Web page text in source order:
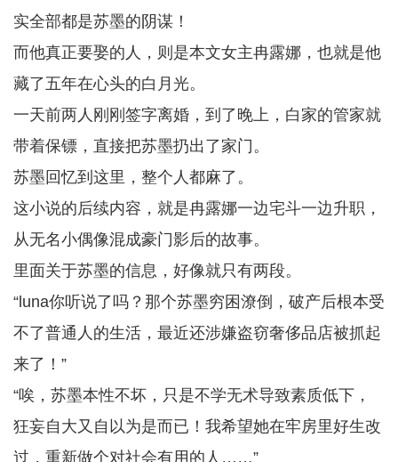
实全部都是苏墨的阴谋！
而他真正要娶的人，则是本文女主冉露娜，也就是他
藏了五年在心头的白月光。
一天前两人刚刚签字离婚，到了晚上，白家的管家就
带着保镖，直接把苏墨扔出了家门。
苏墨回忆到这里，整个人都麻了。
这小说的后续内容，就是冉露娜一边宅斗一边升职，
从无名小偶像混成豪门影后的故事。
里面关于苏墨的信息，好像就只有两段。
“luna你听说了吗？那个苏墨穷困潦倒，破产后根本受
不了普通人的生活，最近还涉嫌盗窃奢侈品店被抓起
来了！”
“唉，苏墨本性不坏，只是不学无术导致素质低下，
狂妄自大又自以为是而已！我希望她在牢房里好生改
过，重新做个对社会有用的人……”